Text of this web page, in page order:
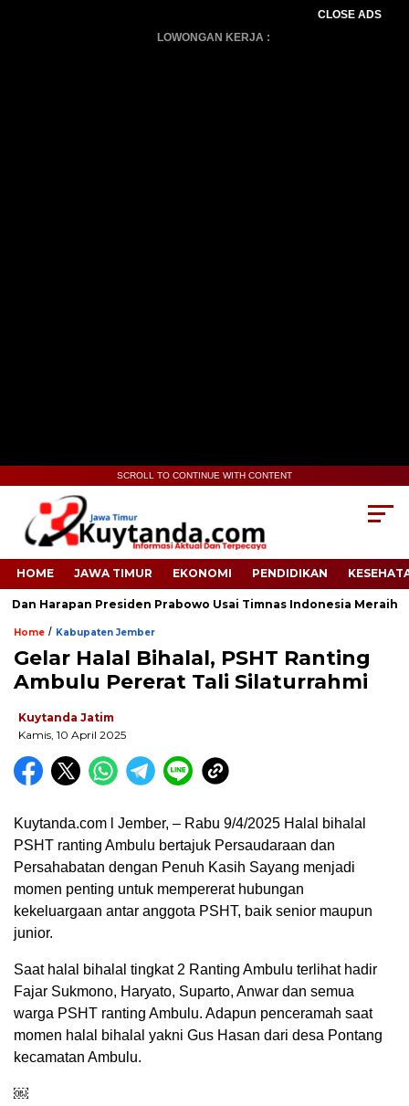
CLOSE ADS
LOWONGAN KERJA :
SCROLL TO CONTINUE WITH CONTENT
HOME JAWA TIMUR EKONOMI PENDIDIKAN
Dan Harapan Presiden Prabowo Usai Timnas Indonesia Meraih
Home / Kabupaten Jember
Gelar Halal Bihalal, PSHT Ranting
Ambulu Pererat Tali Silaturrahmi
Kuytanda Jatim
Kamis, 10 April 2025
Kuytanda.com l Jember, – Rabu 9/4/2025 Halal bihalal
PSHT ranting Ambulu bertajuk Persaudaraan dan
Persahabatan dengan Penuh Kasih Sayang menjadi
momen penting untuk mempererat hubungan
kekeluargaan antar anggota PSHT, baik senior maupun
junior.
Saat halal bihalal tingkat 2 Ranting Ambulu terlihat hadir
Fajar Sukmono, Haryato, Suparto, Anwar dan semua
warga PSHT ranting Ambulu. Adapun penceramah saat
momen halal bihalal yakni Gus Hasan dari desa Pontang
kecamatan Ambulu.
￼